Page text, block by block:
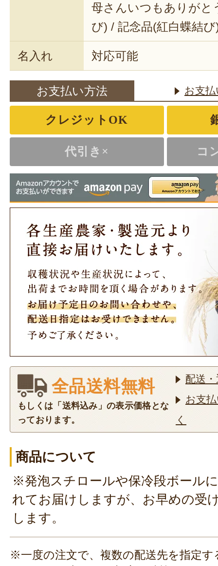
母さんいつもありがと
び) / 記念品(紅白蝶結び
名入れ 対応可能
お支払い方法 お支
クレジットOK
代引き× コ
全品送料無料
もしくは「送料込み」の表示価格とな
っております。
配送
お支
く
商品について
※発泡スチロールや保冷段ボール
れてお届けしますが、お早めの受
します。
※一度の注文で、複数の配送先を指定